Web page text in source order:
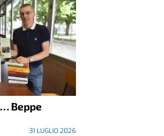
Beppe
31 LUGLIO 2026